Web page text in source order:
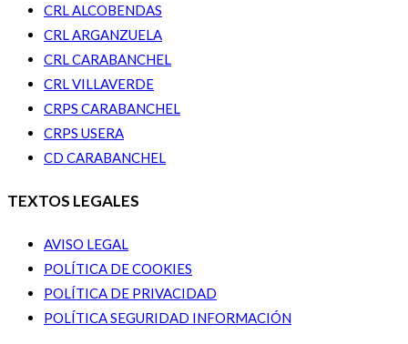
CRL ALCOBENDAS
CRL ARGANZUELA
CRL CARABANCHEL
CRL VILLAVERDE
CRPS CARABANCHEL
CRPS USERA
CD CARABANCHEL
TEXTOS LEGALES
AVISO LEGAL
POLÍTICA DE COOKIES
POLÍTICA DE PRIVACIDAD
POLÍTICA SEGURIDAD INFORMACIÓN